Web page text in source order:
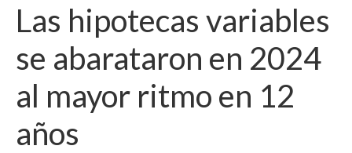
Las hipotecas variables
se abarataron en 2024
al mayor ritmo en 12
años